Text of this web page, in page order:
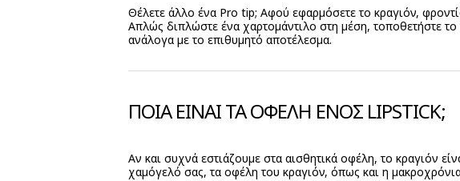
Θέλετε άλλο ένα Pro tip; Αφού εφαρμόσετε το κραγιόν,
Απλώς διπλώστε ένα χαρτομάντιλο στη μέση, τοποθετήστε
ανάλογα με το επιθυμητό αποτέλεσμα.
ΠΟΙΑ ΕΙΝΑΙ ΤΑ ΟΦΕΛΗ ΕΝΟΣ LIPSTICK;
Αν και συχνά εστιάζουμε στα αισθητικά οφέλη, το κραγιόν
χαμόγελό σας, τα οφέλη του κραγιόν, όπως και η